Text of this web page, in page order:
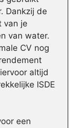
Dankzij de
van je
van water.
CV nog
altijd
ISDE
een